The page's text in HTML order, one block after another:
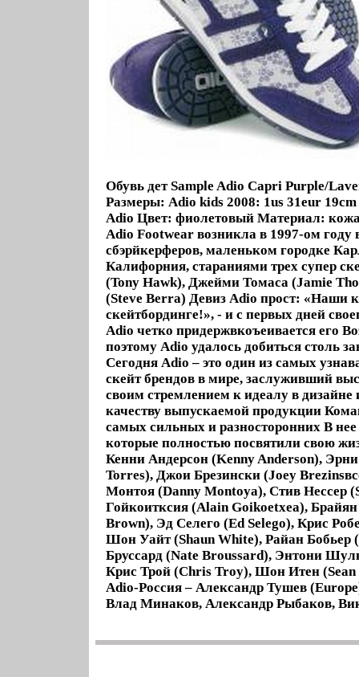
Обувь дет Sample Adio Capri Purple/
Размеры: Adio kids 2008: 1us 31eur
Adio Цвет: фиолетовый Материал:
Adio Footwear возникла в 1997-ом году
сбэрйкерферов, маленьком городке
Калифорния, стараниями трех супер
(Tony Hawk), Джейми Томаса (Jamie
(Steve Berra) Девиз Adio прост: «Наши
скейтбординге!», - и с первых дней
Adio четко придержвкоъеивается его
поэтому Adio удалось добиться столь
Сегодня Adio – это один из самых
скейт брендов в мире, заслуживший
своим стремлением к идеалу в
качеству выпускаемой продукции
самых сильных и разносторонних В
которые полностью посвятили свою
Кенни Андерсон (Kenny Anderson),
Torres), Джои Брезински (Joey
Монтоя (Danny Montoya), Стив Нессер
Гойкоитксия (Alain Goikoetxea),
Brown), Эд Селего (Ed Selego), Крис
Шон Уайт (Shaun White), Райан Бобьер
Бруссард (Nate Broussard), Энтони
Крис Трой (Chris Troy), Шон Итен
Adio-Россия – Александр Тушев
Влад Минаков, Александр Рыбаков,